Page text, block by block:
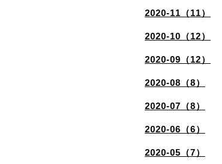
2020-11（11）
2020-10（12）
2020-09（12）
2020-08（8）
2020-07（8）
2020-06（6）
2020-05（7）